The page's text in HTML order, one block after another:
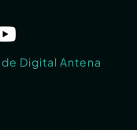
Digital Antena